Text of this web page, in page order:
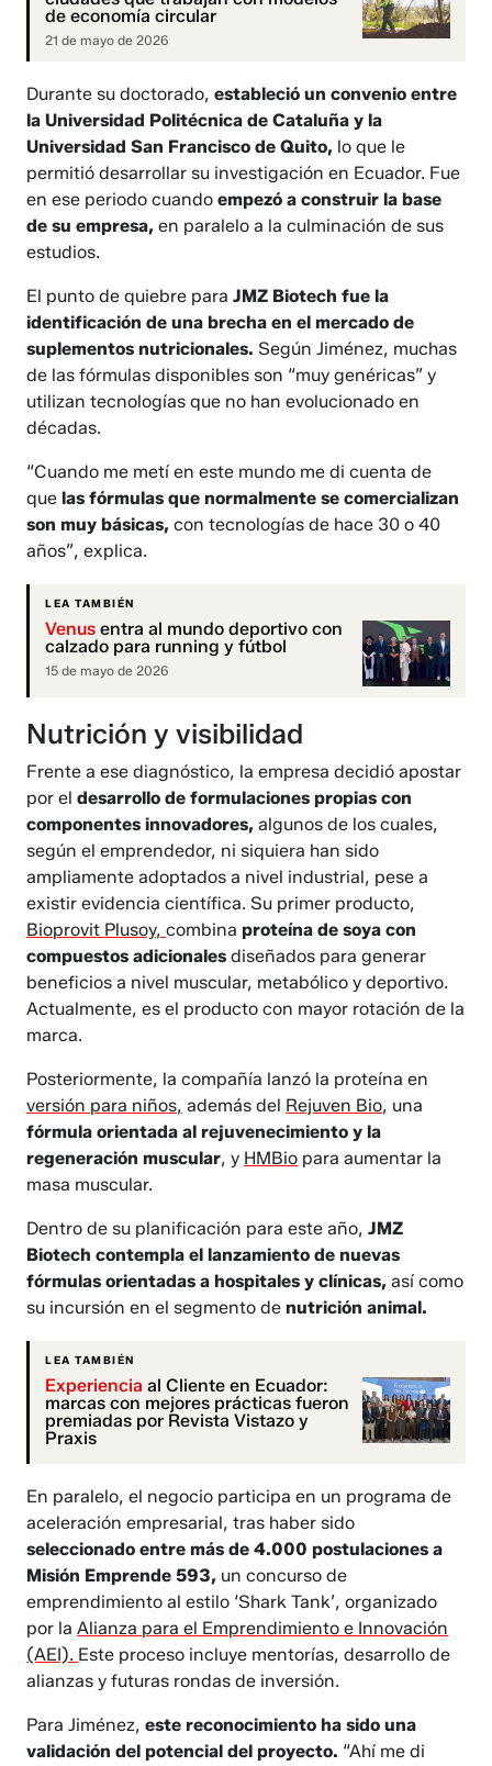
de economía circular
21 de mayo de 2026
Durante su doctorado,estableció un convenio entre
la Universidad Politécnica de Cataluña y la
Universidad San Francisco de Quito, lo que le
permitió desarrollar su investigación en Ecuador. Fue
en ese periodo cuandoempezó a construir la base
de su empresa,en paralelo a la culminación de sus
estudios.
El punto de quiebre paraJMZ Biotech fue la
identificación de una brecha en el mercado de
suplementos nutricionales. Según Jiménez, muchas
de las fórmulas disponibles son “muy genéricas” y
utilizan tecnologías que no han evolucionado en
décadas.
“Cuando me metí en este mundo me di cuenta de
que las fórmulas que normalmente se comercializan
son muy básicas,con tecnologías de hace 30 o 40
años”, explica.
LEA TAMBIÉN
Venus entra al mundo deportivo con
calzado para running y fútbol
15 de mayo de 2026
Nutrición y visibilidad
Frente a ese diagnóstico, la empresa decidió apostar
por eldesarrollo de formulaciones propias con
componentes innovadores,algunos de los cuales,
según el emprendedor, ni siquiera han sido
ampliamente adoptados a nivel industrial, pese a
existir evidencia científica. Su primer producto,
Bioprovit Plusoy,combinaproteína de soya con
compuestos adicionalesdiseñados para generar
beneficios a nivel muscular, metabólico y deportivo.
Actualmente, es el producto con mayor rotación de la
marca.
Posteriormente, la compañía lanzó la proteína en
versión para niños, además del Rejuven Bio, una
fórmula orientada al rejuvenecimiento y la
regeneración muscular, y HMBio para aumentar la
masa muscular.
Dentro de su planificación para este año,JMZ
Biotech contempla el lanzamiento de nuevas
fórmulas orientadas a hospitales y clínicas, así como
su incursión en el segmento denutrición animal.
LEA TAMBIÉN
Experiencia al Cliente en Ecuador:
marcas con mejores prácticas fueron
premiadas por Revista Vistazo y
Praxis
En paralelo, el negocio participa en un programa de
aceleración empresarial, tras haber sido
seleccionado entre más de 4.000 postulaciones a
Misión Emprende 593, un concurso de
emprendimiento al estilo ‘Shark Tank’, organizado
por laAlianza para el Emprendimiento e Innovación
(AEI). Este proceso incluye mentorías, desarrollo de
alianzas y futuras rondas de inversión.
Para Jiménez,este reconocimiento ha sido una
validación del potencial del proyecto. “Ahí me di